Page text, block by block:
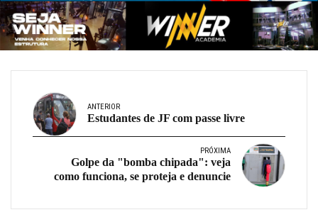
ANTERIOR
Estudantes de JF com passe livre
PRÓXIMA
Golpe da "bomba chipada": veja
como funciona, se proteja e denuncie